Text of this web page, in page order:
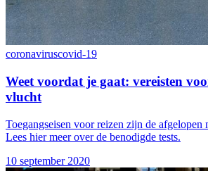
coronaviruscovid-19
Weet voordat je gaat: vereisten
vlucht
Toegangseisen voor reizen zijn de afgelopen
Lees hier meer over de benodigde tests.
10 september 2020